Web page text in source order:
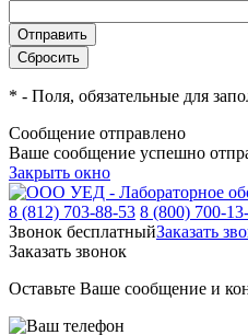
* - Поля, обязательные для
Сообщение отправлено
Ваше сообщение успешно
Закрыть окно
8 (812) 703-88-53 8 (800) 700-
Звонок бесплатныйЗаказать
Заказать звонок
Оставьте Ваше сообщение и